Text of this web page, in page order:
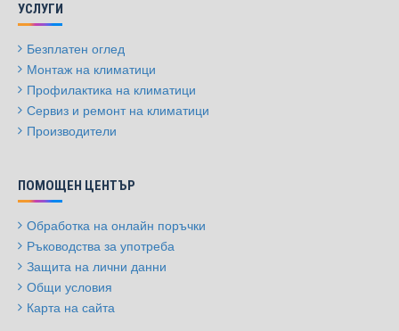
УСЛУГИ
Безплатен оглед
Монтаж на климатици
Профилактика на климатици
Сервиз и ремонт на климатици
Производители
ПОМОЩЕН ЦЕНТЪР
Обработка на онлайн поръчки
Ръководства за употреба
Защита на лични данни
Общи условия
Карта на сайта